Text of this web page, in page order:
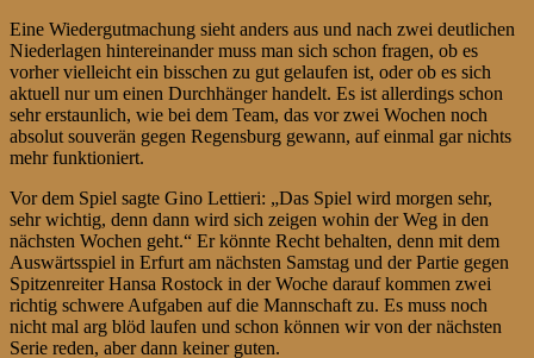
Eine Wiedergutmachung sieht anders aus und nach zwei deutlichen
Niederlagen hintereinander muss man sich schon fragen, ob es
vorher vielleicht ein bisschen zu gut gelaufen ist, oder ob es sich
aktuell nur um einen Durchhänger handelt. Es ist allerdings schon
sehr erstaunlich, wie bei dem Team, das vor zwei Wochen noch
absolut souverän gegen Regensburg gewann, auf einmal gar nichts
mehr funktioniert.
Vor dem Spiel sagte Gino Lettieri: „Das Spiel wird morgen sehr,
sehr wichtig, denn dann wird sich zeigen wohin der Weg in den
nächsten Wochen geht.“ Er könnte Recht behalten, denn mit dem
Auswärtsspiel in Erfurt am nächsten Samstag und der Partie gegen
Spitzenreiter Hansa Rostock in der Woche darauf kommen zwei
richtig schwere Aufgaben auf die Mannschaft zu. Es muss noch
nicht mal arg blöd laufen und schon können wir von der nächsten
Serie reden, aber dann keiner guten.